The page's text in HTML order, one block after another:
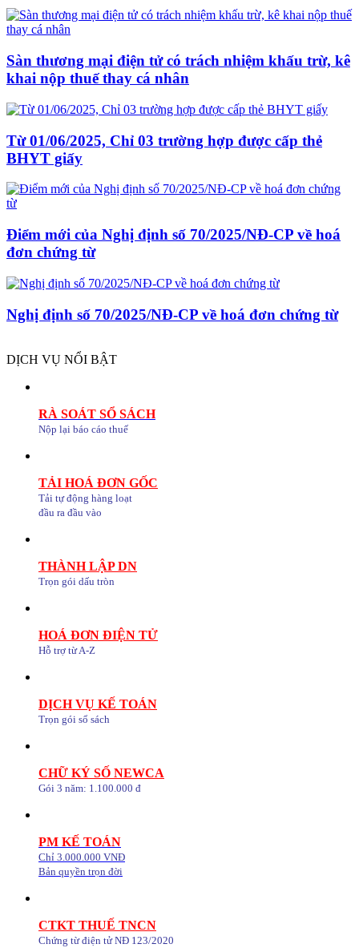
Sàn thương mại điện tử có trách nhiệm khấu trừ, kê
khai nộp thuế thay cá nhân
Từ 01/06/2025, Chỉ 03 trường hợp được cấp thẻ
BHYT giấy
Điểm mới của Nghị định số 70/2025/NĐ-CP về hoá
đơn chứng từ
Nghị định số 70/2025/NĐ-CP về hoá đơn chứng từ
DỊCH VỤ NỔI BẬT
RÀ SOÁT SỔ SÁCH
Nộp lại báo cáo thuế
TẢI HOÁ ĐƠN GỐC
Tải tự động hàng loạt
đầu ra đầu vào
THÀNH LẬP DN
Trọn gói dấu tròn
HOÁ ĐƠN ĐIỆN TỬ
Hỗ trợ từ A-Z
DỊCH VỤ KẾ TOÁN
Trọn gói sổ sách
CHỮ KÝ SỐ NEWCA
Gói 3 năm: 1.100.000 đ
PM KẾ TOÁN
Chỉ 3.000.000 VNĐ
Bản quyền trọn đời
CTKT THUẾ TNCN
Chứng từ điện tử NĐ 123/2020